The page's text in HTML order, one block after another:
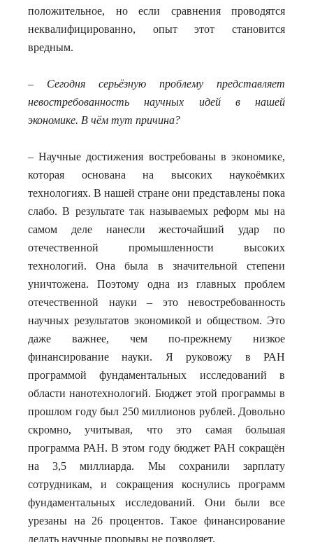
положительное, но если сравнения проводятся
неквалифицированно, опыт этот становится
вредным.
– Сегодня серьёзную проблему представляет
невостребованность научных идей в нашей
экономике. В чём тут причина?
– Научные достижения востребованы в экономике,
которая основана на высоких наукоёмких
технологиях. В нашей стране они представлены пока
слабо. В результате так называемых реформ мы на
самом деле нанесли жесточайший удар по
отечественной промышленности высоких
технологий. Она была в значительной степени
уничтожена. Поэтому одна из главных проблем
отечественной науки – это невостребованность
научных результатов экономикой и обществом. Это
даже важнее, чем по-прежнему низкое
финансирование науки. Я руковожу в РАН
программой фундаментальных исследований в
области нанотехнологий. Бюджет этой программы в
прошлом году был 250 миллионов рублей. Довольно
скромно, учитывая, что это самая большая
программа РАН. В этом году бюджет РАН сокращён
на 3,5 миллиарда. Мы сохранили зарплату
сотрудникам, и сокращения коснулись программ
фундаментальных исследований. Они были все
урезаны на 26 процентов. Такое финансирование
делать научные прорывы не позволяет.